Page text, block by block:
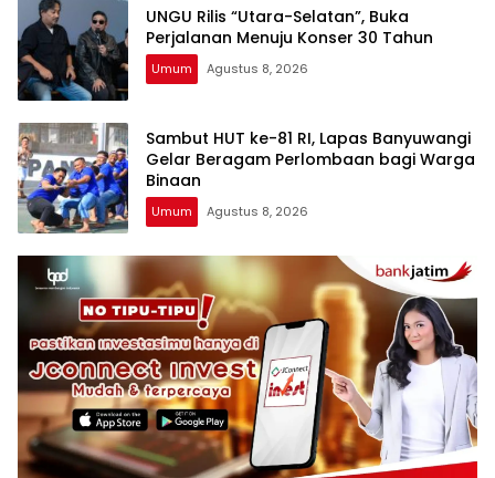
UNGU Rilis “Utara-Selatan”, Buka
Perjalanan Menuju Konser 30 Tahun
Umum Agustus 8, 2026
Sambut HUT ke-81 RI, Lapas Banyuwangi
Gelar Beragam Perlombaan bagi Warga
Binaan
Umum Agustus 8, 2026